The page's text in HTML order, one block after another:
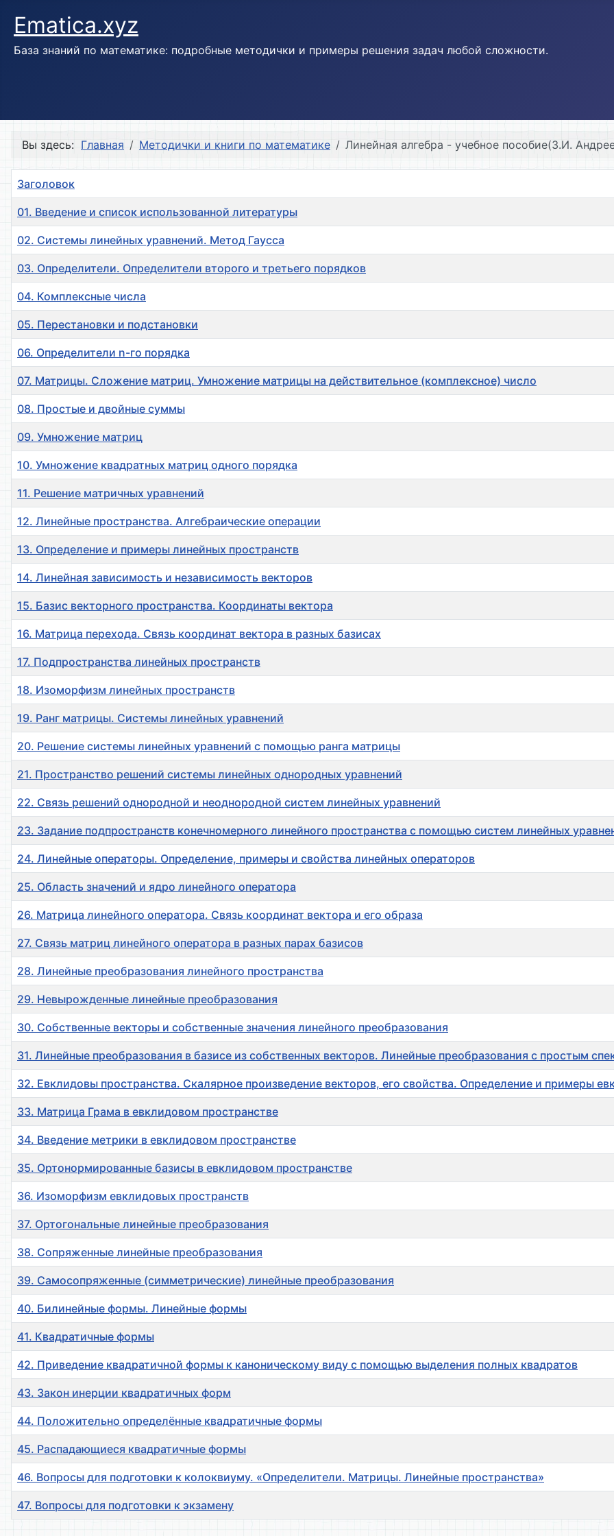
Ematica.xyz
База знаний по математике: подробные методички и примеры решения задач любой сложности.
Вы здесь: Главная Методички и книги по математике Линейная алгебра - учебное пособие(З.И.
Заголовок
01. Введение и список использованной литературы
02. Системы линейных уравнений. Метод Гаусса
03. Определители. Определители второго и третьего порядков
04. Комплексные числа
05. Перестановки и подстановки
06. Определители n-го порядка
07. Матрицы. Сложение матриц. Умножение матрицы на действительное (комплексное) число
08. Простые и двойные суммы
09. Умножение матриц
10. Умножение квадратных матриц одного порядка
11. Решение матричных уравнений
12. Линейные пространства. Алгебраические операции
13. Определение и примеры линейных пространств
14. Линейная зависимость и независимость векторов
15. Базис векторного пространства. Координаты вектора
16. Матрица перехода. Связь координат вектора в разных базисах
17. Подпространства линейных пространств
18. Изоморфизм линейных пространств
19. Ранг матрицы. Системы линейных уравнений
20. Решение системы линейных уравнений с помощью ранга матрицы
21. Пространство решений системы линейных однородных уравнений
22. Связь решений однородной и неоднородной систем линейных уравнений
23. Задание подпространств конечномерного линейного пространства с помощью систем линейных
24. Линейные операторы. Определение, примеры и свойства линейных операторов
25. Область значений и ядро линейного оператора
26. Матрица линейного оператора. Связь координат вектора и его образа
27. Связь матриц линейного оператора в разных парах базисов
28. Линейные преобразования линейного пространства
29. Невырожденные линейные преобразования
30. Собственные векторы и собственные значения линейного преобразования
31. Линейные преобразования в базисе из собственных векторов. Линейные преобразования с простым
32. Евклидовы пространства. Скалярное произведение векторов, его свойства. Определение и примеры
33. Матрица Грама в евклидовом пространстве
34. Введение метрики в евклидовом пространстве
35. Ортонормированные базисы в евклидовом пространстве
36. Изоморфизм евклидовых пространств
37. Ортогональные линейные преобразования
38. Сопряженные линейные преобразования
39. Самосопряженные (симметрические) линейные преобразования
40. Билинейные формы. Линейные формы
41. Квадратичные формы
42. Приведение квадратичной формы к каноническому виду с помощью выделения полных квадратов
43. Закон инерции квадратичных форм
44. Положительно определённые квадратичные формы
45. Распадающиеся квадратичные формы
46. Вопросы для подготовки к колоквиуму. «Определители. Матрицы. Линейные пространства»
47. Вопросы для подготовки к экзамену